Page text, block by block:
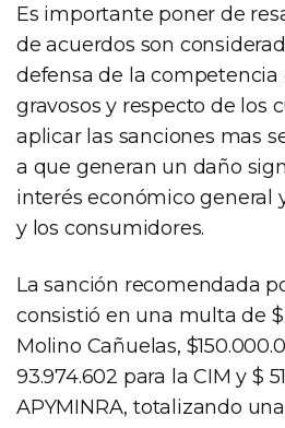
Es importante poner de
de acuerdos son
defensa de la competencia
gravosos y respecto de los
aplicar las sanciones mas
a que generan un daño
interés económico general
y los consumidores.
La sanción recomendada
consistió en una multa de $
Molino Cañuelas,
93.974.602 para la CIM y $
APYMINRA, totalizando